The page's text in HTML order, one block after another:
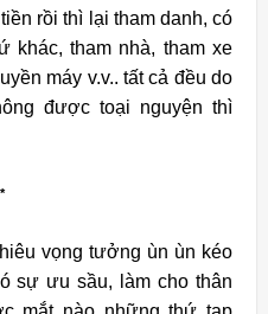
rồi thì lại tham danh, có
khác, tham nhà, tham xe
máy v.v.. tất cả đều do
được toại nguyện thì
*
vọng tưởng ùn ùn kéo
sự ưu sầu, làm cho thân